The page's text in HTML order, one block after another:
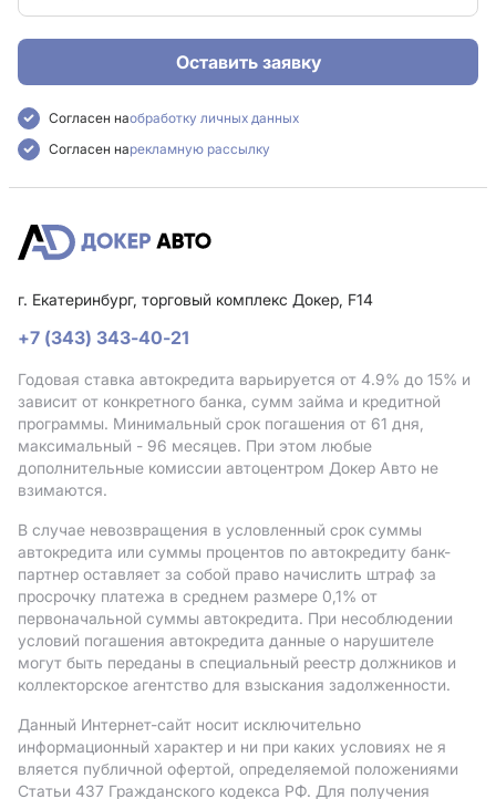
Оставить заявку
Согласен наобработку личных данных
Согласен нарекламную рассылку
г. Екатеринбург, торговый комплекс Докер, F14
+7 (343) 343-40-21
Годовая ставка автокредита варьируется от 4.9% до 15% и
зависит от конкретного банка, сумм займа и кредитной
программы. Минимальный срок погашения от 61 дня,
максимальный - 96 месяцев. При этом любые
дополнительные комиссии автоцентром Докер Авто не
взимаются.
В случае невозвращения в условленный срок суммы
автокредита или суммы процентов по автокредиту банк-
партнер оставляет за собой право начислить штраф за
просрочку платежа в среднем размере 0,1% от
первоначальной суммы автокредита. При несоблюдении
условий погашения автокредита данные о нарушителе
могут быть переданы в специальный реестр должников и
коллекторское агентство для взыскания задолженности.
Данный Интернет-сайт носит исключительно
информационный характер и ни при каких условиях не я
вляется публичной офертой, определяемой положениями
Статьи 437 Гражданского кодекса РФ. Для получения